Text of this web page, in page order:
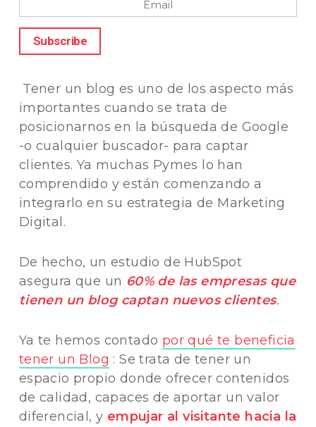
Tener un blog es uno de los aspecto más
importantes cuando se trata de
posicionarnos en la búsqueda de Google
-o cualquier buscador- para captar
clientes. Ya muchas Pymes lo han
comprendido y están comenzando a
integrarlo en su estrategia de Marketing
Digital.
De hecho, un estudio de HubSpot
asegura que un 60% de las empresas que
tienen un blog captan nuevos clientes.
Ya te hemos contado por qué te beneficia
tener un Blog : Se trata de tener un
espacio propio donde ofrecer contenidos
de calidad, capaces de aportar un valor
diferencial, y empujar al visitante hacia la